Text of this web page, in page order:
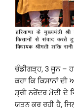
ਚੰਡੀਗੜ੍ਹ, 3 ਜੂਨ –
ਕਹਾ ਕਿ ਕਿਸਾਨਾਂ
ਸ਼੍ਰੀ ਨਰੇਂਦਰ ਮੋਦੀ ਦੇ
ਯਤਨ ਕਰ ਰਹੀ ਹੈ,